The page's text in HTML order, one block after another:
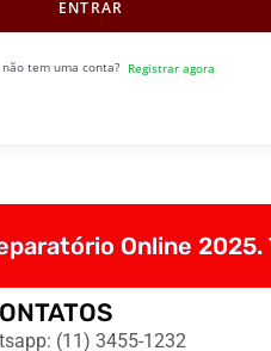
ENTRAR
tem uma conta? Registrar agora
Online
(11) 3455-1232